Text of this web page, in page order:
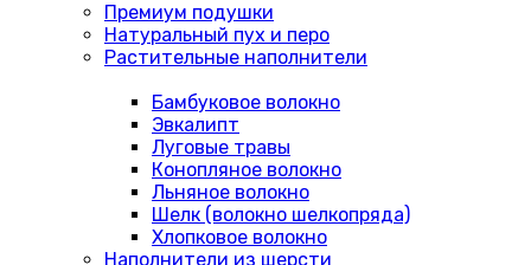
Премиум подушки
Натуральный пух и перо
Растительные наполнители
Бамбуковое волокно
Эвкалипт
Луговые травы
Конопляное волокно
Льняное волокно
Шелк (волокно шелкопряда)
Хлопковое волокно
Наполнители из шерсти